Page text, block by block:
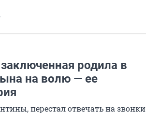
родила в
на волю — ее
перестал отвечать на звонки